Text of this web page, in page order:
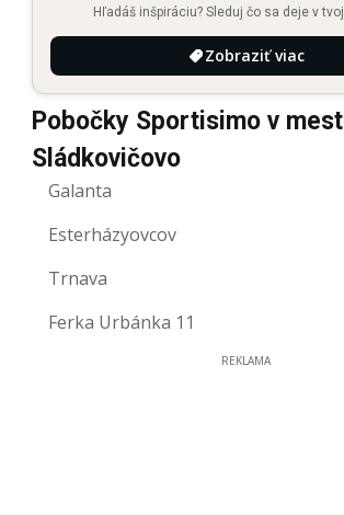
Hľadáš inšpiráciu? Sleduj čo sa deje v
Zobraziť viac
Pobočky Sportisimo v
Sládkovičovo
Galanta
Esterházyovcov
Trnava
Ferka Urbánka 11
REKLAMA